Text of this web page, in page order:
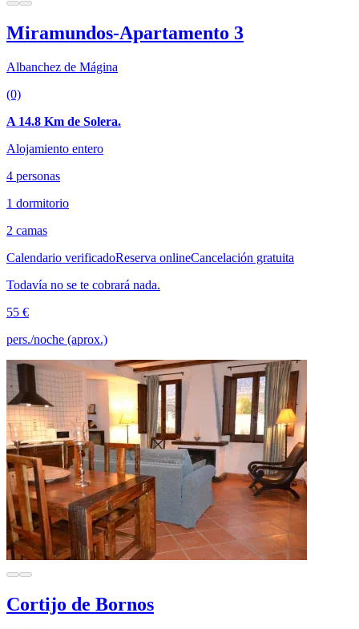
Miramundos-Apartamento 3
Albanchez de Mágina
(0)
A 14.8 Km de Solera.
Alojamiento entero
4 personas
1 dormitorio
2 camas
Calendario verificadoReserva onlineCancelación gratuita
Todavía no se te cobrará nada.
55 €
pers./noche (aprox.)
Cortijo de Bornos